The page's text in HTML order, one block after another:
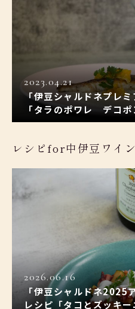
2023.04.21
「伊豆シャルドネプレ
「タラのポワレ デコポ
レシピfor中伊豆ワイン
2026.06.16
「伊豆シャルドネ2025
レシピ「タコとズッキ